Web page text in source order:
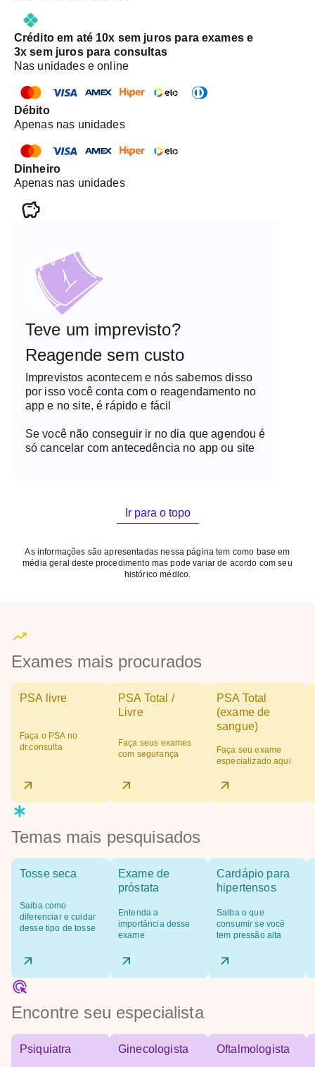
Crédito em até 10x sem juros para exames e
3x sem juros para consultas
Nas unidades e online
Débito
Apenas nas unidades
Dinheiro
Apenas nas unidades
Teve um imprevisto?
Reagende sem custo
Imprevistos acontecem e nós sabemos disso
por isso você conta com o reagendamento no
app e no site, é rápido e fácil
Se você não conseguir ir no dia que agendou é
só cancelar com antecedência no app ou site
Ir para o topo
As informações são apresentadas nessa página tem como base em
média geral deste procedimento mas pode variar de acordo com seu
histórico médico.
Exames mais procurados
PSA livre
Faça o PSA no
dr.consulta
PSA Total /
Livre
Faça seus exames
com segurança
PSA Total
(exame de
sangue)
Faça seu exame
especializado aqui
Temas mais pesquisados
Tosse seca
Saiba como
diferenciar e cuidar
desse tipo de tosse
Exame de
próstata
Entenda a
importância desse
exame
Cardápio para
hipertensos
Saiba o que
consumir se você
tem pressão alta
Encontre seu especialista
Psiquiatra Ginecologista Oftalmologista